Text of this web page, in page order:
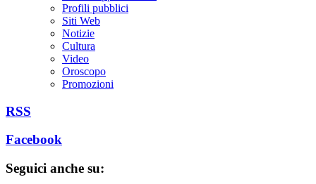
Profili pubblici
Siti Web
Notizie
Cultura
Video
Oroscopo
Promozioni
RSS
Facebook
Seguici anche su: